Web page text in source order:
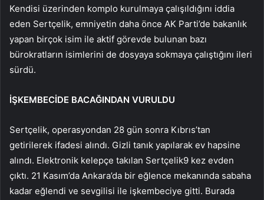
Kendisi üzerinden komplo kurulmaya çalışıldığını iddia
eden Sertçelik, emniyetin daha önce AK Parti’de bakanlık
yapan birçok isim ile aktif görevde bulunan bazı
bürokratların isimlerini de dosyaya sokmaya çalıştığını ileri
sürdü.
İŞKEMBECİDE BACAĞINDAN VURULDU
Sertçelik, operasyondan 28 gün sonra Kıbrıs’tan
getirilerek ifadesi alındı. Gizli tanık yapılarak ev hapsine
alındı. Elektronik kelepçe takılan Sertçelik9 kez evden
çıktı. 21 Kasım’da Ankara’da bir eğlence mekanında sabaha
kadar eğlendi ve sevgilisi ile işkembeciye gitti. Burada